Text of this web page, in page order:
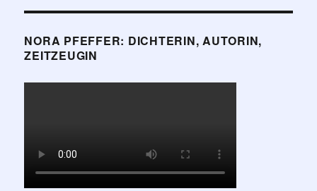
NORA PFEFFER: DICHTERIN, AUTORIN,
ZEITZEUGIN